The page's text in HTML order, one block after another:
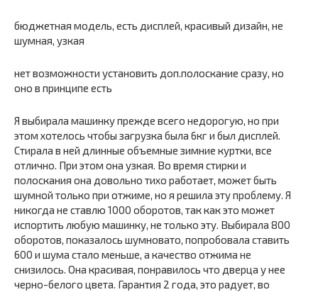
бюджетная модель, есть дисплей, красивый дизайн, не
шумная, узкая
нет возможности установить доп.полоскание сразу, но
оно в принципе есть
Я выбирала машинку прежде всего недорогую, но при
этом хотелось чтобы загрузка была 6кг и был дисплей.
Стирала в ней длинные объемные зимние куртки, все
отлично. При этом она узкая. Во время стирки и
полоскания она довольно тихо работает, может быть
шумной только при отжиме, но я решила эту проблему. Я
никогда не ставлю 1000 оборотов, так как это может
испортить любую машинку, не только эту. Выбирала 800
оборотов, показалось шумновато, попробовала ставить
600 и шума стало меньше, а качество отжима не
снизилось. Она красивая, понравилось что дверца у нее
черно-белого цвета. Гарантия 2 года, это радует, во